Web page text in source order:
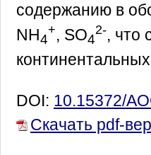
содержанию в
NH4
+, SO4
2-, что
DOI: 10.15372/
Скачать pdf-